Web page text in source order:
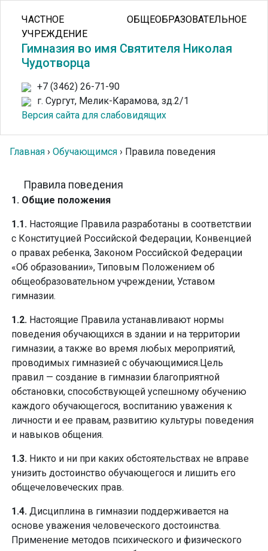
ЧАСТНОЕ ОБЩЕОБРАЗОВАТЕЛЬНОЕ
УЧРЕЖДЕНИЕ
Гимназия во имя Святителя Николая
Чудотворца
+7 (3462) 26-71-90
г. Сургут, Мелик-Карамова, зд.2/1
Версия сайта для слабовидящих
Главная › Обучающимся › Правила поведения
Правила поведения
1. Общие положения
1.1. Настоящие Правила разработаны в соответствии
с Конституцией Российской Федерации, Конвенцией
о правах ребенка, Законом Российской Федерации
«Об образовании», Типовым Положением об
общеобразовательном учреждении, Уставом
гимназии.
1.2. Настоящие Правила устанавливают нормы
поведения обучающихся в здании и на территории
гимназии, а также во время любых мероприятий,
проводимых гимназией с обучающимися.Цель
правил — создание в гимназии благоприятной
обстановки, способствующей успешному обучению
каждого обучающегося, воспитанию уважения к
личности и ее правам, развитию культуры поведения
и навыков общения.
1.3. Никто и ни при каких обстоятельствах не вправе
унизить достоинство обучающегося и лишить его
общечеловеческих прав.
1.4. Дисциплина в гимназии поддерживается на
основе уважения человеческого достоинства.
Применение методов психического и физического